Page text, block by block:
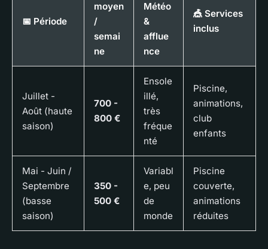
📅 Période
moyen
/
semai
ne
Météo
&
afflue
nce
🎪 Services
inclus
Juillet -
Août (haute
saison)
700 -
800 €
Ensole
illé,
très
fréque
nté
Piscine,
animations,
club
enfants
Mai - Juin /
Septembre
(basse
saison)
350 -
500 €
Variabl
e, peu
de
monde
Piscine
couverte,
animations
réduites